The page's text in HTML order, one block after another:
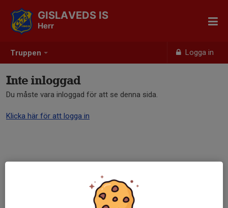
Truppen Logga in
GISLAVEDS IS
Herr
Inte inloggad
Du måste vara inloggad för att se denna sida.
Klicka här för att logga in